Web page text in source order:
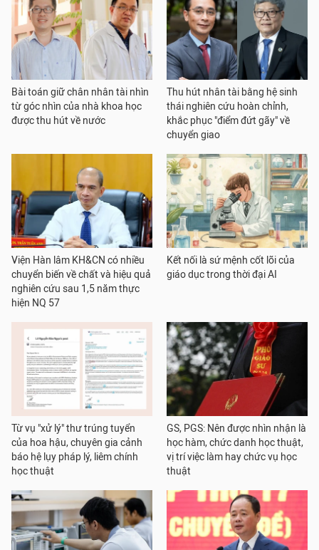
Bài toán giữ chân nhân tài nhìn
từ góc nhìn của nhà khoa học
được thu hút về nước
Thu hút nhân tài bằng hệ sinh
thái nghiên cứu hoàn chỉnh,
khắc phục "điểm đứt gãy" về
chuyển giao
Viện Hàn lâm KH&CN có nhiều
chuyển biến về chất và hiệu quả
nghiên cứu sau 1,5 năm thực
hiện NQ 57
Kết nối là sứ mệnh cốt lõi của
giáo dục trong thời đại AI
Từ vụ "xử lý" thư trúng tuyển
của hoa hậu, chuyên gia cảnh
báo hệ lụy pháp lý, liêm chính
học thuật
GS, PGS: Nên được nhìn nhận là
học hàm, chức danh học thuật,
vị trí việc làm hay chức vụ học
thuật